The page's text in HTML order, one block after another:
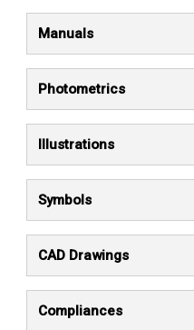
Manuals
Photometrics
Illustrations
Symbols
CAD Drawings
Compliances